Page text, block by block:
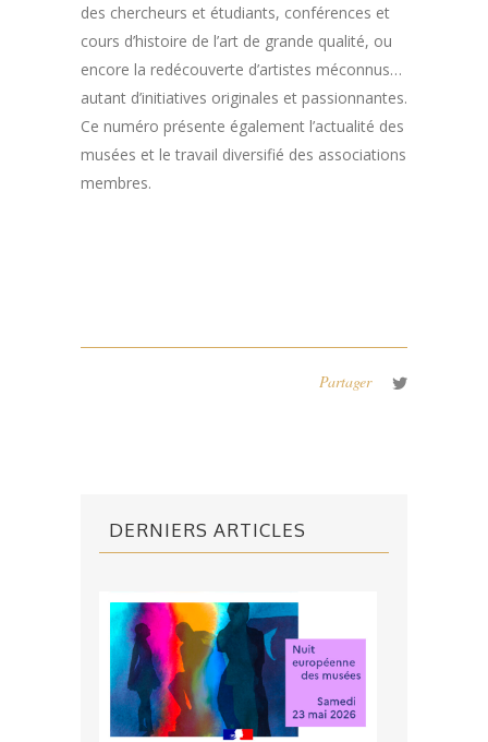
des chercheurs et étudiants, conférences et
cours d’histoire de l’art de grande qualité, ou
encore la redécouverte d’artistes méconnus…
autant d’initiatives originales et passionnantes.
Ce numéro présente également l’actualité des
musées et le travail diversifié des associations
membres.
Partager
DERNIERS ARTICLES